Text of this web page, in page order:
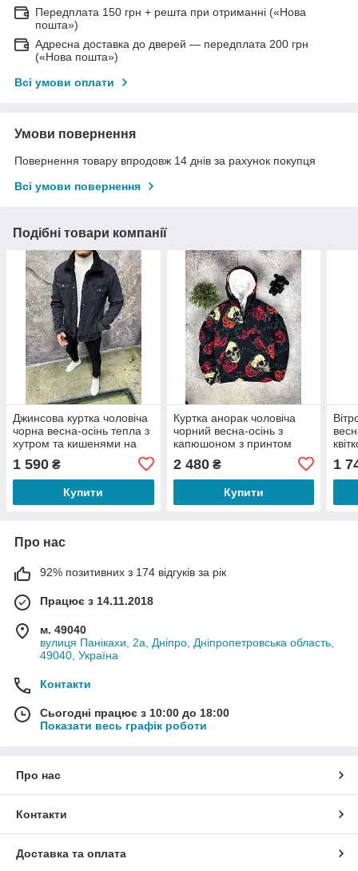
Передплата 150 грн + решта при отриманні («Нова
пошта»)
Адресна доставка до дверей — передплата 200 грн
(«Нова пошта»)
Всі умови оплати
Умови повернення
Повернення товару впродовж 14 днів за рахунок покупця
Всі умови повернення
Подібні товари компанії
Джинсова куртка чоловіча
чорна весна-осінь тепла з
хутром та кишенями на
грудях без капюшона Total
Good
1 590 ₴
Купити
Куртка анорак чоловіча
чорний весна-осінь з
капюшоном з принтом
2 480₴
Купити
1
Про нас
92% позитивних з 174 відгуків за рік
Працює з 14.11.2018
м. 49040
вулиця Панікахи, 2а, Дніпро, Дніпропетровська область,
49040, Україна
Контакти
Сьогодні працює з 10:00 до 18:00
Показати весь графік роботи
Про нас
Контакти
Доставка та оплата